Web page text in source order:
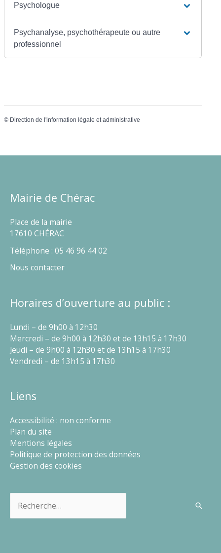
Psychologue
Psychanalyse, psychothérapeute ou autre
professionnel
© Direction de l'information légale et administrative
Mairie de Chérac
Place de la mairie
17610 CHÉRAC
Téléphone : 05 46 96 44 02
Nous contacter
Horaires d’ouverture au public :
Lundi – de 9h00 à 12h30
Mercredi – de 9h00 à 12h30 et de 13h15 à 17h30
Jeudi – de 9h00 à 12h30 et de 13h15 à 17h30
Vendredi – de 13h15 à 17h30
Liens
Accessibilité : non conforme
Plan du site
Mentions légales
Politique de protection des données
Gestion des cookies